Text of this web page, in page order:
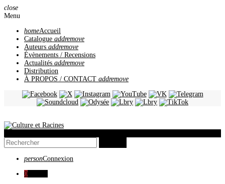
close
Menu
homeAccueil
Catalogue addremove
Auteurs addremove
Évènements / Recensions
Actualités addremove
Distribution
À PROPOS / CONTACT addremove
personConnexion
0